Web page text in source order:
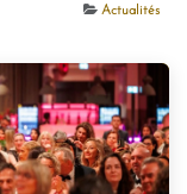
Actualités